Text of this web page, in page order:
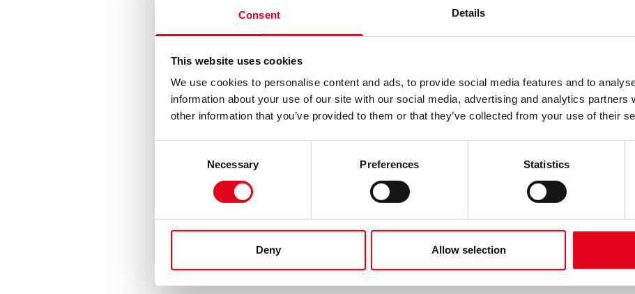
Consent Details
This website uses cookies
We use cookies to personalise content and ads, to provide social media features and to
information about your use of our site with our social media, advertising and analytics partners
other information that you’ve provided to them or that they’ve collected from your use of their
Necessary Preferences Statistics
Deny Allow selection